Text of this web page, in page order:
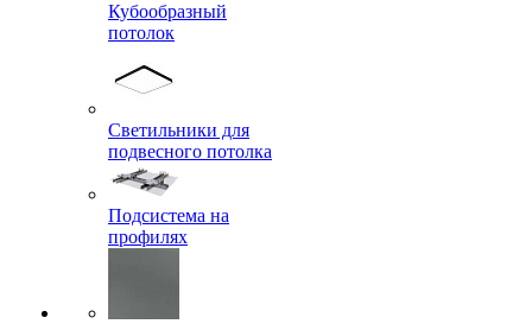
Кубообразный
потолок
Светильники для
подвесного потолка
Подсистема на
профилях